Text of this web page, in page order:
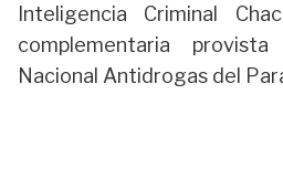
Inteligencia Criminal
complementaria
Nacional Antidrogas del